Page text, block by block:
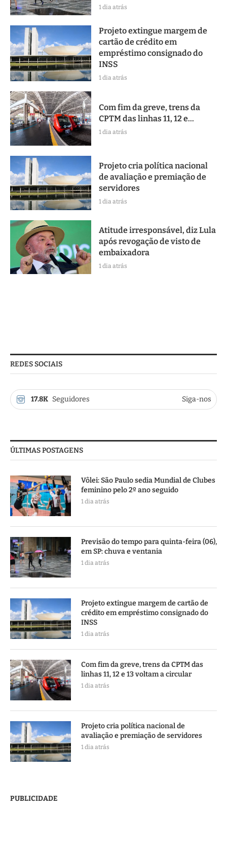
1 dia atrás
Projeto extingue margem de
cartão de crédito em
empréstimo consignado do
INSS
1 dia atrás
Com fim da greve, trens da
CPTM das linhas 11, 12 e...
1 dia atrás
Projeto cria política nacional
de avaliação e premiação de
servidores
1 dia atrás
Atitude irresponsável, diz Lula
após revogação de visto de
embaixadora
1 dia atrás
REDES SOCIAIS
17.8K Seguidores Siga-nos
ÚLTIMAS POSTAGENS
Vôlei: São Paulo sedia Mundial de Clubes
feminino pelo 2º ano seguido
1 dia atrás
Previsão do tempo para quinta-feira (06),
em SP: chuva e ventania
1 dia atrás
Projeto extingue margem de cartão de
crédito em empréstimo consignado do
INSS
1 dia atrás
Com fim da greve, trens da CPTM das
linhas 11, 12 e 13 voltam a circular
1 dia atrás
Projeto cria política nacional de
avaliação e premiação de servidores
1 dia atrás
PUBLICIDADE